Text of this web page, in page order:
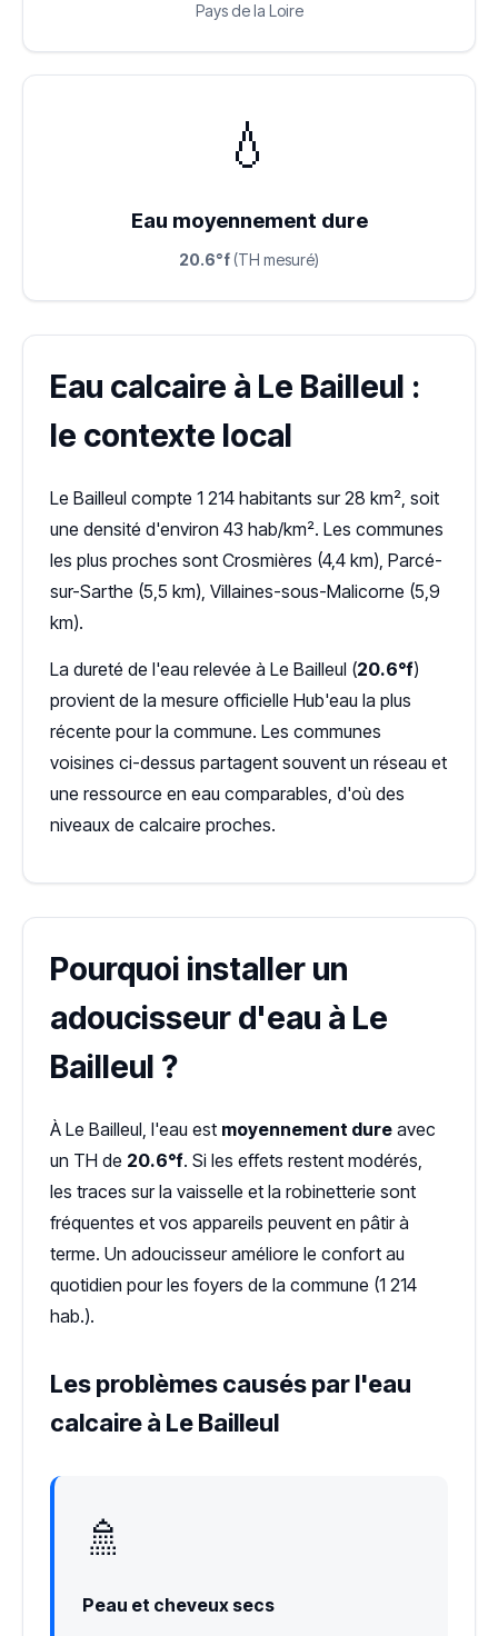
Pays de la Loire
💧
Eau moyennement dure
20.6°f (TH mesuré)
Eau calcaire à Le Bailleul :
le contexte local
Le Bailleul compte 1 214 habitants sur 28 km², soit
une densité d'environ 43 hab/km². Les communes
les plus proches sont Crosmières (4,4 km), Parcé-
sur-Sarthe (5,5 km), Villaines-sous-Malicorne (5,9
km).
La dureté de l'eau relevée à Le Bailleul (20.6°f)
provient de la mesure officielle Hub'eau la plus
récente pour la commune. Les communes
voisines ci-dessus partagent souvent un réseau et
une ressource en eau comparables, d'où des
niveaux de calcaire proches.
Pourquoi installer un
adoucisseur d'eau à Le
Bailleul ?
À Le Bailleul, l'eau est moyennement dure avec
un TH de 20.6°f. Si les effets restent modérés,
les traces sur la vaisselle et la robinetterie sont
fréquentes et vos appareils peuvent en pâtir à
terme. Un adoucisseur améliore le confort au
quotidien pour les foyers de la commune (1 214
hab.).
Les problèmes causés par l'eau
calcaire à Le Bailleul
🚿
Peau et cheveux secs